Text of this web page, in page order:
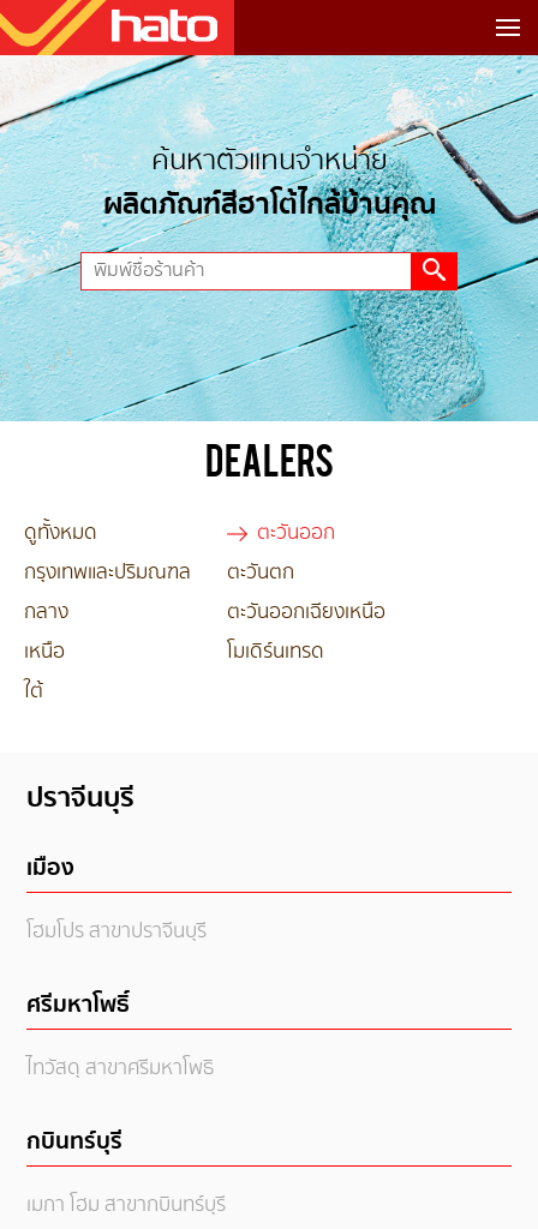
ค้นหาตัวแทนจำหน่าย
ผลิตภัณฑ์สีฮาโต้ไกล้บ้านคุณ
DEALERS
ดูทั้งหมด
กรุงเทพและปริมณฑล
กลาง
เหนือ
ใต้
ตะวันออก
ตะวันตก
ตะวันออกเฉียงเหนือ
โมเดิร์นเทรด
ปราจีนบุรี
เมือง
โฮมโปร สาขาปราจีนบุรี
ศรีมหาโพธิ์
ไทวัสดุ สาขาศรีมหาโพธิ
กบินทร์บุรี
เมกา โฮม สาขากบินทร์บุรี